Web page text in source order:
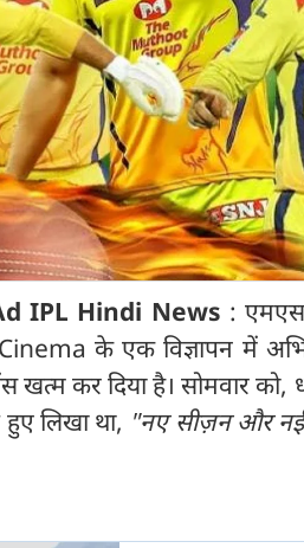
IPL Hindi News : एमएस
के एक विज्ञापन में
कर दिया है। सोमवार को,
लिखा था, "नए सीज़न और